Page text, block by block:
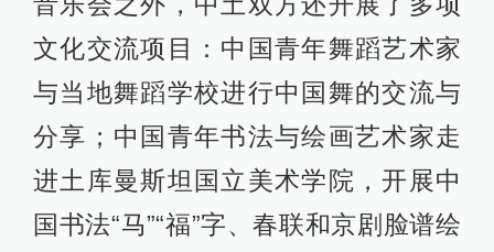
文化交流项目：中国青年舞蹈艺术家
与当地舞蹈学校进行中国舞的交流与
分享；中国青年书法与绘画艺术家走
进土库曼斯坦国立美术学院，开展中
国书法“马”“福”字、春联和京剧脸谱绘